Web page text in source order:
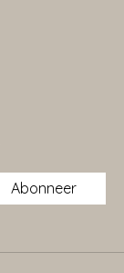
Abonneer